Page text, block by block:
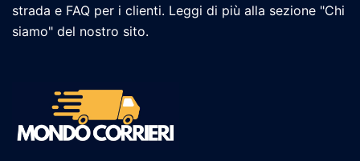
strada e FAQ per i clienti. Leggi di più alla sezione "Chi
siamo" del nostro sito.